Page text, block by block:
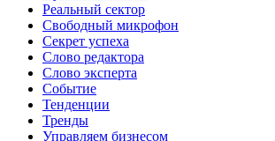
Реальный сектор
Свободный микрофон
Секрет успеха
Слово редактора
Слово эксперта
Событие
Тенденции
Тренды
Управляем бизнесом